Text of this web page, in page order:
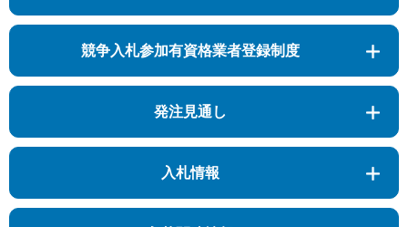
競争入札参加有資格業者登録制度
発注見通し
入札情報